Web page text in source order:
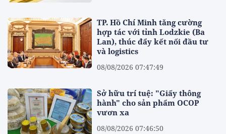
TP. Hồ Chí Minh tăng cường
hợp tác với tỉnh Lodzkie (Ba
Lan), thúc đẩy kết nối đầu tư
và logistics
08/08/2026 07:47:49
Sở hữu trí tuệ: "Giấy thông
hành" cho sản phẩm OCOP
vươn xa
08/08/2026 07:46:50